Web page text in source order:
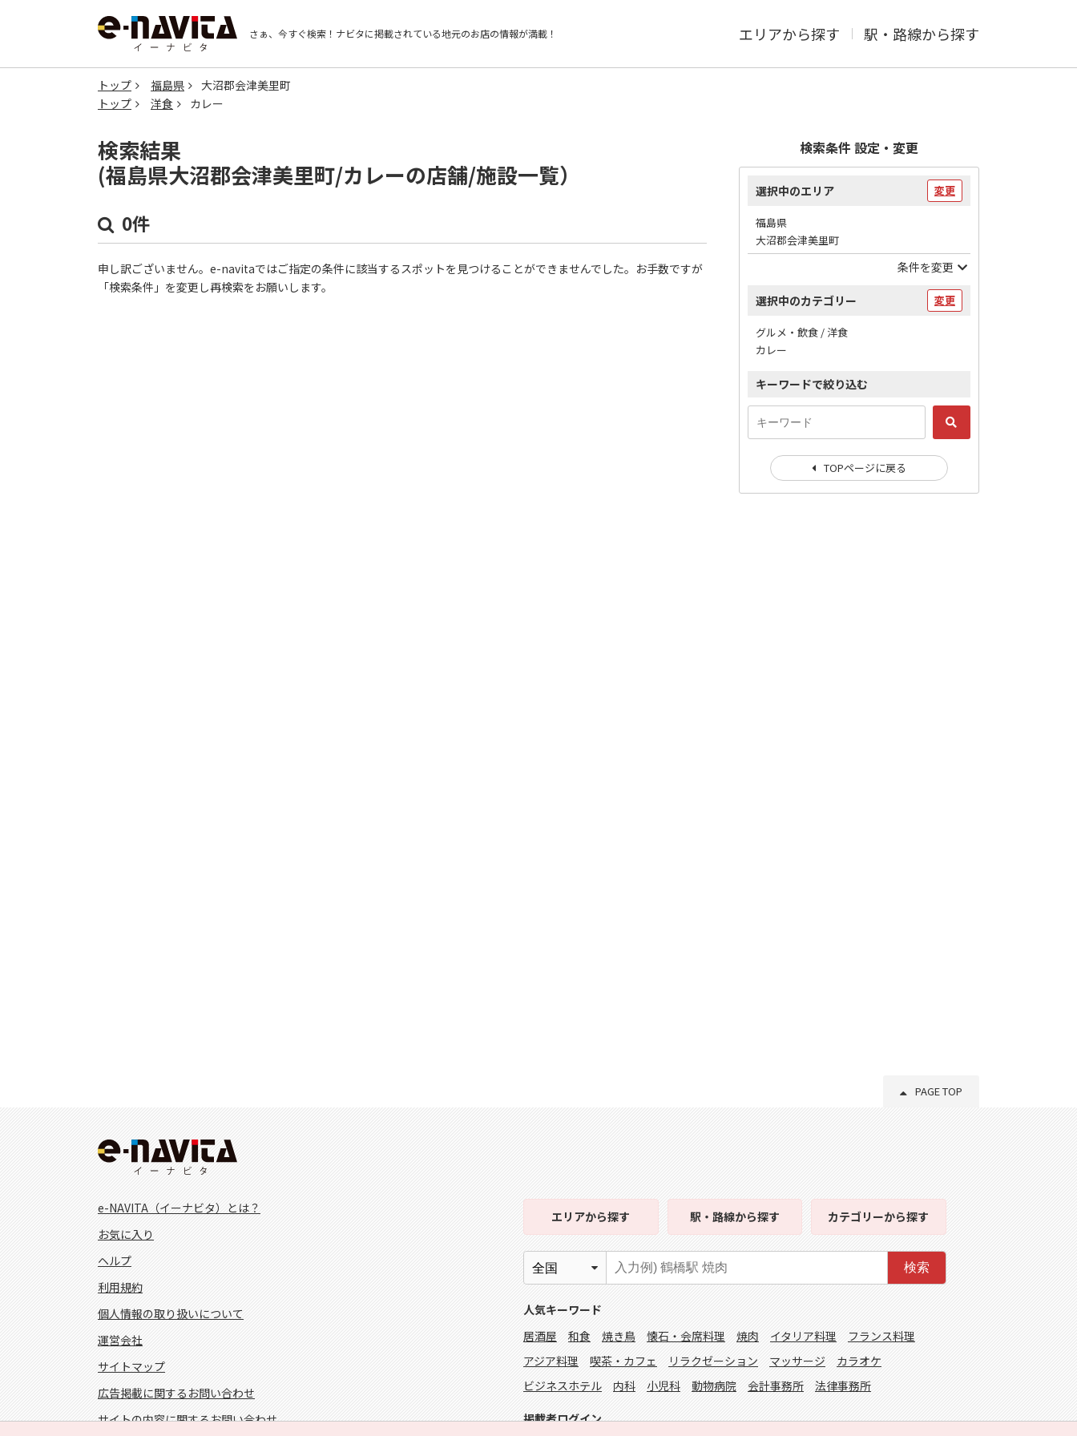
さぁ、今すぐ検索！ ナビタに掲載されている地元のお店の情報が満載！ エリアから探す 駅・路線から探す
トップ 福島県
大沼郡会津美里町
トップ
洋食 カレー
検索結果
(福島県大沼郡会津美里町/カレーの店舗/施設一覧）
0件
申し訳ございません。e-navitaではご指定の条件に該当するスポットを見つけることができませんでした。お手数ですが
「検索条件」を変更し再検索をお願いします。
検索条件 設定・変更
選択中のエリア 変更
福島県
大沼郡会津美里町
条件を変更
選択中のカテゴリー 変更
グルメ・飲食 / 洋食
カレー
キーワードで絞り込む
TOPページに戻る
PAGE TOP
e-NAVITA（イーナビタ）とは？
お気に入り
ヘルプ
利用規約
個人情報の取り扱いについて
運営会社
サイトマップ
広告掲載に関するお問い合わせ
サイトの内容に関するお問い合わせ
エリアから探す 駅・路線から探す カテゴリーから探す
検索
人気キーワード
居酒屋
和食 焼き鳥 懐石・会席料理 焼肉 イタリア料理
フランス料理
アジア料理
喫茶・カフェ リラクゼーション マッサージ
カラオケ
ビジネスホテル
内科 小児科 動物病院 会計事務所 法律事務所
掲載者ログイン